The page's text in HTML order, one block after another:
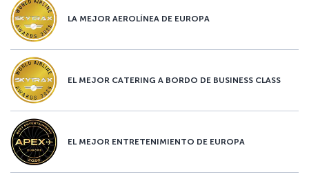
LA MEJOR AEROLÍNEA DE EUROPA
EL MEJOR CATERING A BORDO DE BUSINESS CLASS
EL MEJOR ENTRETENIMIENTO DE EUROPA